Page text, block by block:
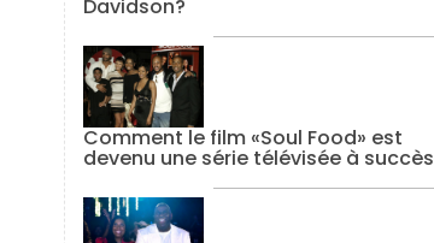
Davidson?
Comment le film «Soul Food» est
devenu une série télévisée à succès